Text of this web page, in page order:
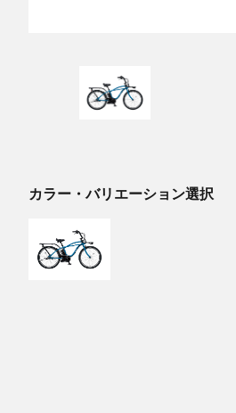
カラー・バリエーション選択